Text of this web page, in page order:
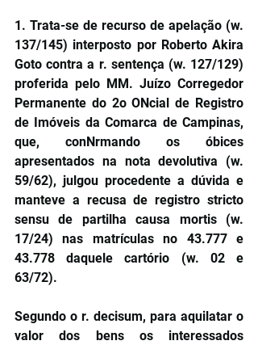
1. Trata-se de recurso de apelação (w.
137/145) interposto por Roberto Akira
Goto contra a r. sentença (w. 127/129)
proferida pelo MM. Juízo Corregedor
Permanente do 2o ONcial de Registro
de Imóveis da Comarca de Campinas,
que, conNrmando os óbices
apresentados na nota devolutiva (w.
59/62), julgou procedente a dúvida e
manteve a recusa de registro stricto
sensu de partilha causa mortis (w.
17/24) nas matrículas no 43.777 e
43.778 daquele cartório (w. 02 e
63/72).
Segundo o r. decisum, para aquilatar o
valor dos bens os interessados